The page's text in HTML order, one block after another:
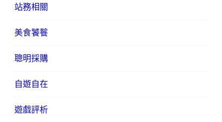
站務相關
美食饕餮
聰明採購
自遊自在
遊戲評析